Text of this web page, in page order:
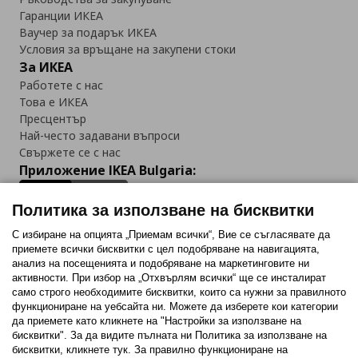
Гаранции ИКЕА
Ваучер за подарък ИКЕА
Условия за връщане на закупени стоки
За ИКЕА
Работете с нас
Това е ИКЕА
Пресцентър
Най-често задавани въпроси
Свържете се с нас
Приложение IKEA Bulgaria:
Последвайте ни:
FacebookTwitterYoutubePinterestInstagram
Политика за използване на бисквитки
С избиране на опцията „Приемам всички“, Вие се съгласявате да
приемете всички бисквитки с цел подобряване на навигацията,
анализ на посещенията и подобряване на маркетинговите ни
активности. При избор на „Отхвърлям всички“ ще се инсталират
само строго необходимитe бисквитки, които са нужни за правилното
функциониране на уебсайта ни. Можете да изберете кои категории
да приемете като кликнете на "Настройки за използване на
бисквитки". За да видите пълната ни Политика за използване на
бисквитки, кликнете тук. За правилно функциониране на